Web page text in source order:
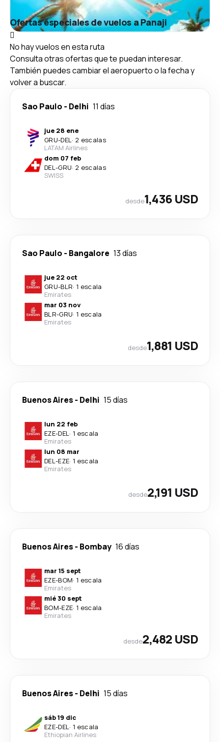
Ofertas especiales de vuelos a Panaji
No hay vuelos en esta ruta
Consulta otras ofertas que te puedan interesar.
También puedes cambiar el aeropuerto o la fecha y
volver a buscar.
Sao Paulo - Delhi 11 días
jue 28 ene
GRU-DEL· 2 escalas
LATAM Airlines
dom 07 feb
DEL-GRU· 2 escalas
SWISS
desde1,436 USD
Sao Paulo - Bangalore 13 días
jue 22 oct
GRU-BLR· 1 escala
Emirates
mar 03 nov
BLR-GRU· 1 escala
Emirates
desde1,881 USD
Buenos Aires- Delhi 15 días
lun 22 feb
EZE-DEL· 1 escala
Emirates
lun 08 mar
DEL-EZE· 1 escala
Emirates
desde2,191 USD
Buenos Aires- Bombay 16 días
mar 15 sept
EZE-BOM· 1 escala
Emirates
mié 30 sept
BOM-EZE· 1 escala
Emirates
desde2,482 USD
Buenos Aires- Delhi 15 días
sáb 19 dic
EZE-DEL· 1 escala
Ethiopian Airlines